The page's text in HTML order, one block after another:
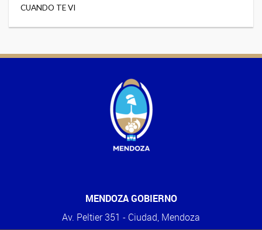
CUANDO TE VI
MENDOZA GOBIERNO
Av. Peltier 351 - Ciudad, Mendoza